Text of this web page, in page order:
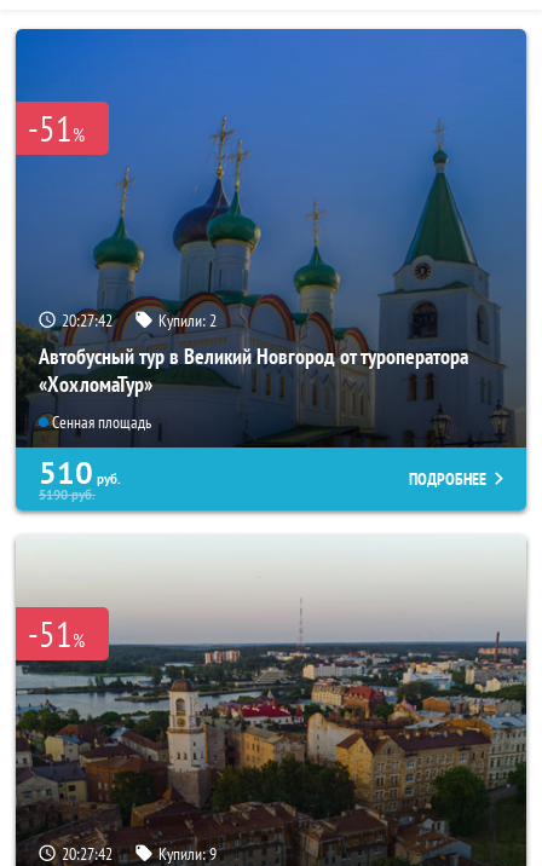
-51%
20:27:40 Купили: 2
Автобусный тур в Великий Новгород от туроператора
«ХохломаТур»
Сенная площадь
510 руб.
5190руб.
ПОДРОБНЕЕ
-51%
20:27:40 Купили:9